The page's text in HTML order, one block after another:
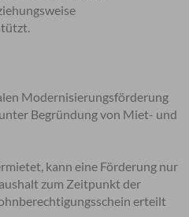
Modernisierungsförderung
Begründung von Miet- und
kann eine Förderung nur
zum Zeitpunkt der
erteilt